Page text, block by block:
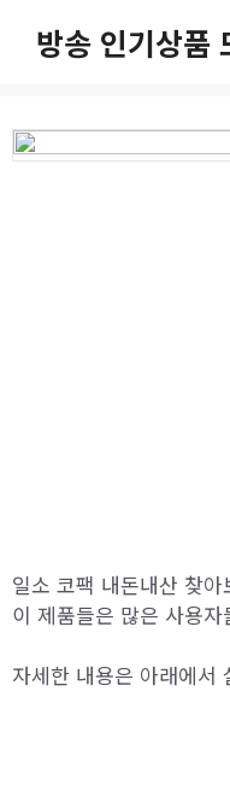
방송 인기상품
일소 코팩 내돈내산 찾
이 제품들은 많은 사용
자세한 내용은 아래에서